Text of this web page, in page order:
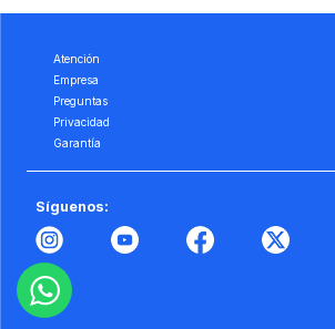
Atención
Empresa
Preguntas
Privacidad
Garantía
Síguenos: